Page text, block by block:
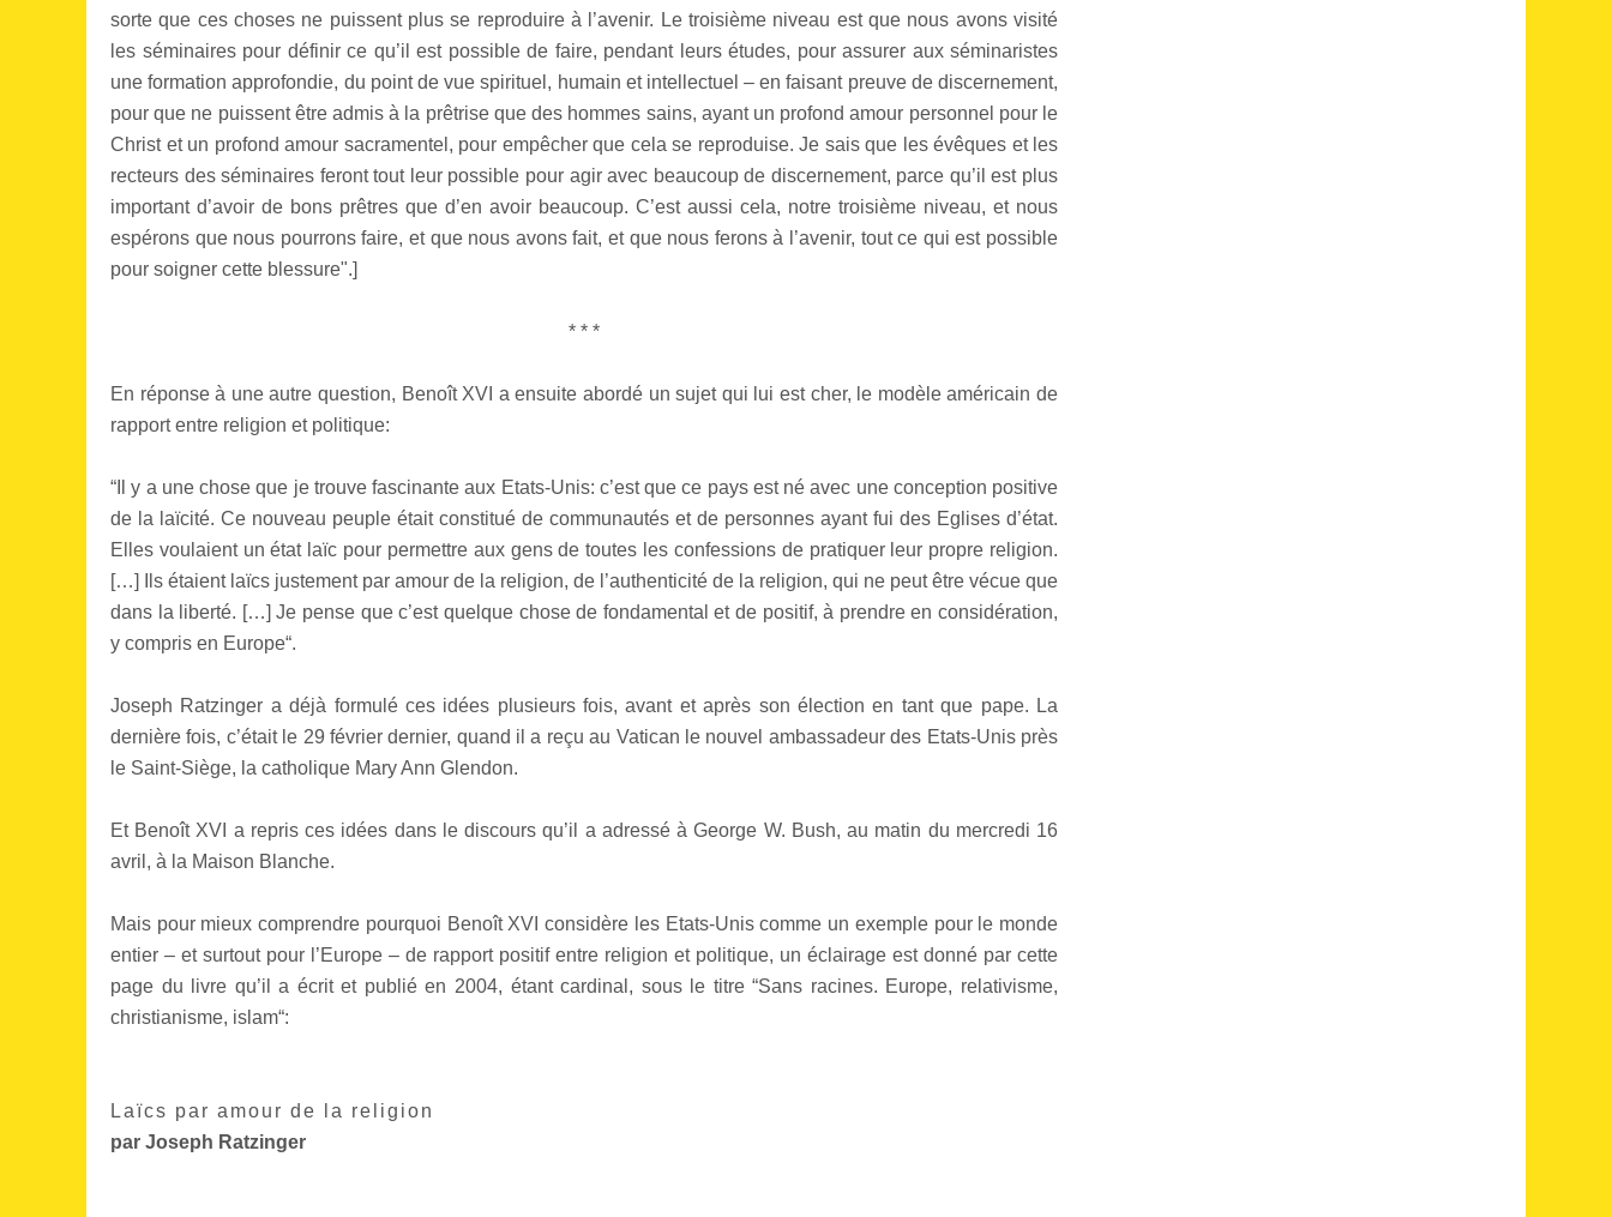
sorte que ces choses ne puissent plus se reproduire à l’avenir. Le troisième niveau est que nous avons visité
les séminaires pour définir ce qu’il est possible de faire, pendant leurs études, pour assurer aux séminaristes
une formation approfondie, du point de vue spirituel, humain et intellectuel – en faisant preuve de discernement,
pour que ne puissent être admis à la prêtrise que des hommes sains, ayant un profond amour personnel pour le
Christ et un profond amour sacramentel, pour empêcher que cela se reproduise. Je sais que les évêques et les
recteurs des séminaires feront tout leur possible pour agir avec beaucoup de discernement, parce qu’il est plus
important d’avoir de bons prêtres que d’en avoir beaucoup. C’est aussi cela, notre troisième niveau, et nous
espérons que nous pourrons faire, et que nous avons fait, et que nous ferons à l’avenir, tout ce qui est possible
pour soigner cette blessure".]
* * *
En réponse à une autre question, Benoît XVI a ensuite abordé un sujet qui lui est cher, le modèle américain de
rapport entre religion et politique:
“Il y a une chose que je trouve fascinante aux Etats-Unis: c’est que ce pays est né avec une conception positive
de la laïcité. Ce nouveau peuple était constitué de communautés et de personnes ayant fui des Eglises d’état.
Elles voulaient un état laïc pour permettre aux gens de toutes les confessions de pratiquer leur propre religion.
[…] Ils étaient laïcs justement par amour de la religion, de l’authenticité de la religion, qui ne peut être vécue que
dans la liberté. […] Je pense que c’est quelque chose de fondamental et de positif, à prendre en considération,
y compris en Europe“.
Joseph Ratzinger a déjà formulé ces idées plusieurs fois, avant et après son élection en tant que pape. La
dernière fois, c’était le 29 février dernier, quand il a reçu au Vatican le nouvel ambassadeur des Etats-Unis près
le Saint-Siège, la catholique Mary Ann Glendon.
Et Benoît XVI a repris ces idées dans le discours qu’il a adressé à George W. Bush, au matin du mercredi 16
avril, à la Maison Blanche.
Mais pour mieux comprendre pourquoi Benoît XVI considère les Etats-Unis comme un exemple pour le monde
entier – et surtout pour l’Europe – de rapport positif entre religion et politique, un éclairage est donné par cette
page du livre qu’il a écrit et publié en 2004, étant cardinal, sous le titre “Sans racines. Europe, relativisme,
christianisme, islam“:
Laïcs par amour de la religion
par Joseph Ratzinger